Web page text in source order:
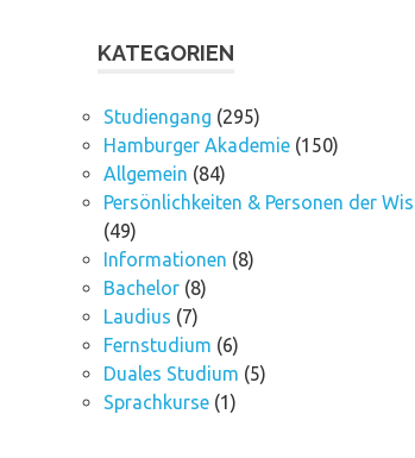
KATEGORIEN
Studiengang (295)
Hamburger Akademie (150)
Allgemein (84)
Persönlichkeiten & Personen der
(49)
Informationen (8)
Bachelor (8)
Laudius (7)
Fernstudium (6)
Duales Studium (5)
Sprachkurse (1)